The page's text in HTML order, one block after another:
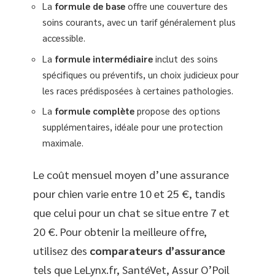
La formule de base offre une couverture des
soins courants, avec un tarif généralement plus
accessible.
La formule intermédiaire inclut des soins
spécifiques ou préventifs, un choix judicieux pour
les races prédisposées à certaines pathologies.
La formule complète propose des options
supplémentaires, idéale pour une protection
maximale.
Le coût mensuel moyen d’une assurance
pour chien varie entre 10 et 25 €, tandis
que celui pour un chat se situe entre 7 et
20 €. Pour obtenir la meilleure offre,
utilisez des comparateurs d’assurance
tels que LeLynx.fr, SantéVet, Assur O’Poil